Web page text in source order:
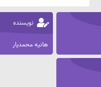
نویسنده
هانیه محمدیار